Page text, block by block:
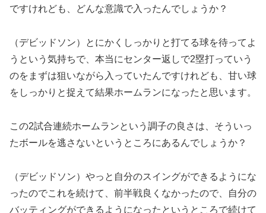
ですけれども、どんな意識で入ったんでしょうか？
（デビッドソン）とにかくしっかりと打てる球を待ってよ
うという気持ちで、本当にセンター返しで2塁打っていう
のをまずは狙いながら入っていたんですけれども、甘い球
をしっかりと捉えて結果ホームランになったと思います。
この2試合連続ホームランという調子の良さは、そういっ
たボールを逃さないというところにあるんでしょうか？
（デビッドソン）やっと自分のスイングができるようにな
ったのでこれを続けて、前半戦良くなかったので、自分の
バッティングができるようになったというところで続けて